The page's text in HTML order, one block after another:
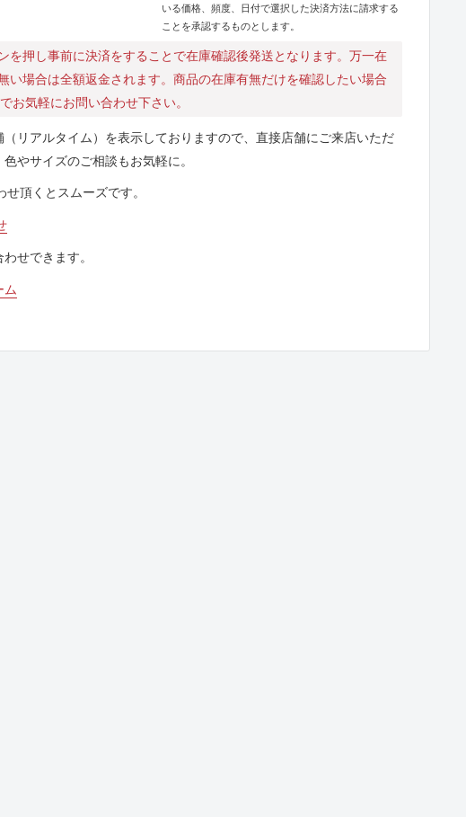
いる価格、頻度、日付で選択した決済方法に請求する
ことを承認するものとします。
を押し事前に決済をすることで在庫確認後発送となります。万一在
い場合は全額返金されます。商品の在庫有無だけを確認したい場合
お気軽にお問い合わせ下さい。
（リアルタイム）を表示しておりますので、直接店舗にご来店いただ
やサイズのご相談もお気軽に。
せ頂くとスムーズです。
せできます。
ム